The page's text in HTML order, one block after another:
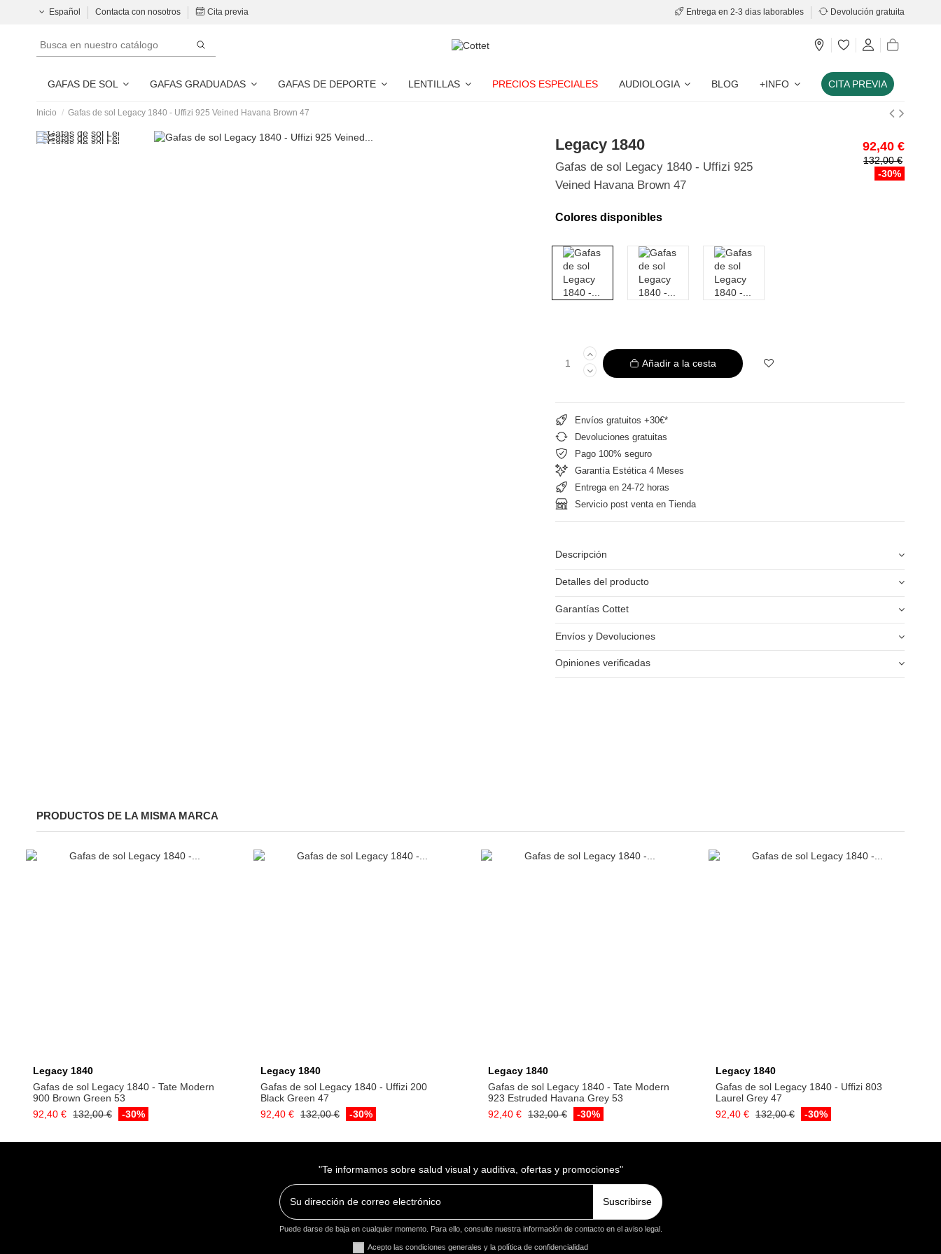
Español Contacta con nosotros Cita previa Entrega en 2-3 dias laborables Devolución gratuita
GAFAS DE SOL GAFAS GRADUADAS GAFAS DE DEPORTE LENTILLAS PRECIOS ESPECIALES AUDIOLOGIA BLOG +INFO CITA PREVIA
Inicio Gafas de sol Legacy 1840 - Uffizi 925 Veined Havana Brown 47
Legacy 1840
Gafas de sol Legacy 1840 - Uffizi 925
Veined Havana Brown 47
92,40 €
132,00 €
-30%
Colores disponibles
Añadir a la cesta
Envíos gratuitos +30€*
Devoluciones gratuitas
Pago 100% seguro
Garantía Estética 4 Meses
Entrega en 24-72 horas
Servicio post venta en Tienda
Descripción
Detalles del producto
Garantías Cottet
Envíos y Devoluciones
Opiniones verificadas
PRODUCTOS DE LA MISMA MARCA
Legacy 1840
Gafas de sol Legacy 1840 - Tate Modern
900 Brown Green 53
92,40 € 132,00 € -30%
Legacy 1840
Gafas de sol Legacy 1840 - Uffizi 200
Black Green 47
92,40 € 132,00 € -30%
Legacy 1840
Gafas de sol Legacy 1840 - Tate Modern
923 Estruded Havana Grey 53
92,40 € 132,00 € -30%
Legacy 1840
Gafas de sol Legacy 1840 - Uffizi 803
Laurel Grey 47
92,40 € 132,00 € -30%
"Te informamos sobre salud visual y auditiva, ofertas y promociones"
Suscribirse
Puede darse de baja en cualquier momento. Para ello, consulte nuestra información de contacto en el aviso legal.
Acepto las condiciones generales y la política de confidencialidad